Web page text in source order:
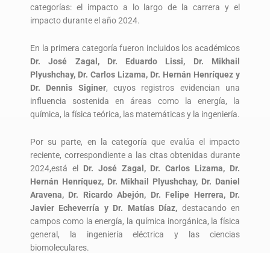
categorías: el impacto a lo largo de la carrera y el
impacto durante el año 2024.
En la primera categoría fueron incluidos los académicos
Dr. José Zagal, Dr. Eduardo Lissi, Dr. Mikhail
Plyushchay, Dr. Carlos Lizama, Dr. Hernán Henríquez y
Dr. Dennis Siginer, cuyos registros evidencian una
influencia sostenida en áreas como la energía, la
química, la física teórica, las matemáticas y la ingeniería.
Por su parte, en la categoría que evalúa el impacto
reciente, correspondiente a las citas obtenidas durante
2024,está el Dr. José Zagal, Dr. Carlos Lizama, Dr.
Hernán Henríquez, Dr. Mikhail Plyushchay, Dr. Daniel
Aravena, Dr. Ricardo Abejón, Dr. Felipe Herrera, Dr.
Javier Echeverría y Dr. Matías Díaz, destacando en
campos como la energía, la química inorgánica, la física
general, la ingeniería eléctrica y las ciencias
biomoleculares.